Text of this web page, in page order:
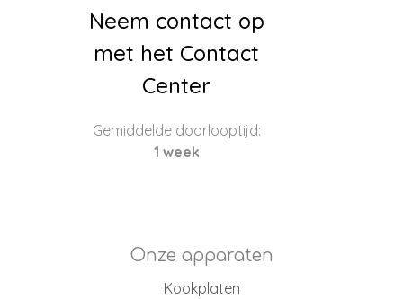
Neem contact op
met het Contact
Center
Gemiddelde doorlooptijd:
1 week
Onze apparaten
Kookplaten